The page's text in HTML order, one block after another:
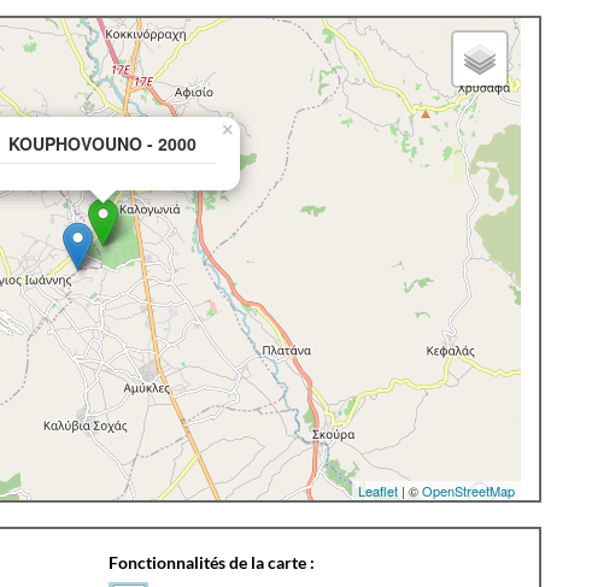
KOUPHOVOUNO - 2000
×
Leaflet| ©OpenStreetMap
Fonctionnalités de la carte :